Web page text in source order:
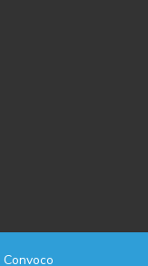
Convoco